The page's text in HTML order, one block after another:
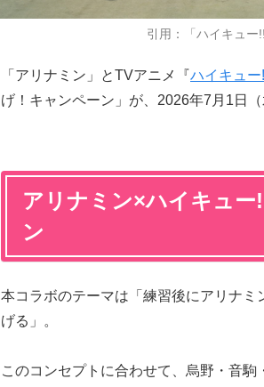
引用：「ハイキュー
「アリナミン」とTVアニメ『ハイキュー
げ！キャンペーン」が、2026年7月1日（
アリナミン×ハイキュ
ン
本コラボのテーマは「練習後にアリナ
げる」。
このコンセプトに合わせて、烏野・音